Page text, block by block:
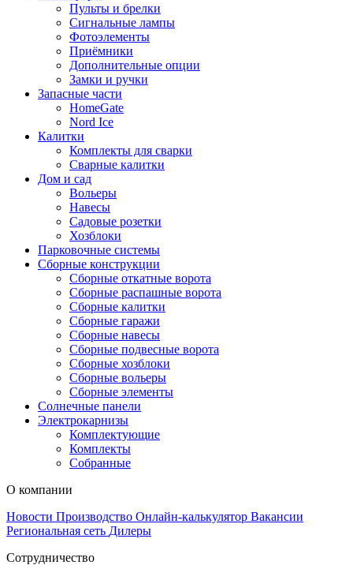
Пульты и брелки
Сигнальные лампы
Фотоэлементы
Приёмники
Дополнительные опции
Замки и ручки
Запасные части
HomeGate
Nord Ice
Калитки
Комплекты для сварки
Сварные калитки
Дом и сад
Вольеры
Навесы
Садовые розетки
Хозблоки
Парковочные системы
Сборные конструкции
Сборные откатные ворота
Сборные распашные ворота
Сборные калитки
Сборные гаражи
Сборные навесы
Сборные подвесные ворота
Сборные хозблоки
Сборные вольеры
Сборные элементы
Солнечные панели
Электрокарнизы
Комплектующие
Комплекты
Собранные
О компании
Новости Производство Онлайн-калькулятор Вакансии
Региональная сеть Дилеры
Сотрудничество